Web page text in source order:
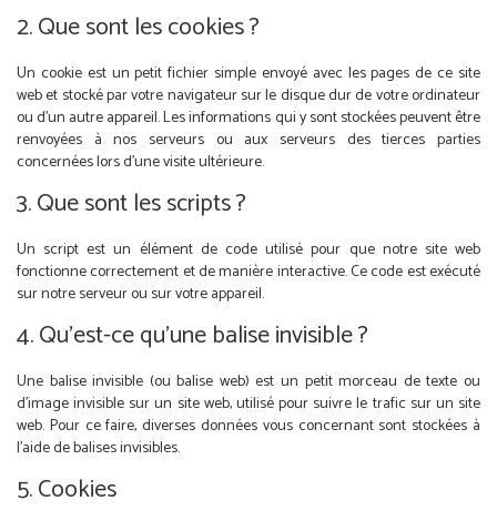
2. Que sont les cookies ?
Un cookie est un petit fichier simple envoyé avec les pages de ce site
web et stocké par votre navigateur sur le disque dur de votre ordinateur
ou d’un autre appareil. Les informations qui y sont stockées peuvent être
renvoyées à nos serveurs ou aux serveurs des tierces parties
concernées lors d’une visite ultérieure.
3. Que sont les scripts ?
Un script est un élément de code utilisé pour que notre site web
fonctionne correctement et de manière interactive. Ce code est exécuté
sur notre serveur ou sur votre appareil.
4. Qu’est-ce qu’une balise invisible ?
Une balise invisible (ou balise web) est un petit morceau de texte ou
d’image invisible sur un site web, utilisé pour suivre le trafic sur un site
web. Pour ce faire, diverses données vous concernant sont stockées à
l’aide de balises invisibles.
5. Cookies